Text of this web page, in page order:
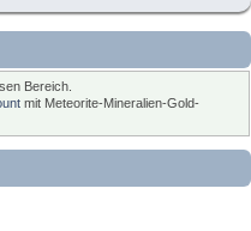
Bereich.
mit Meteorite-Mineralien-Gold-